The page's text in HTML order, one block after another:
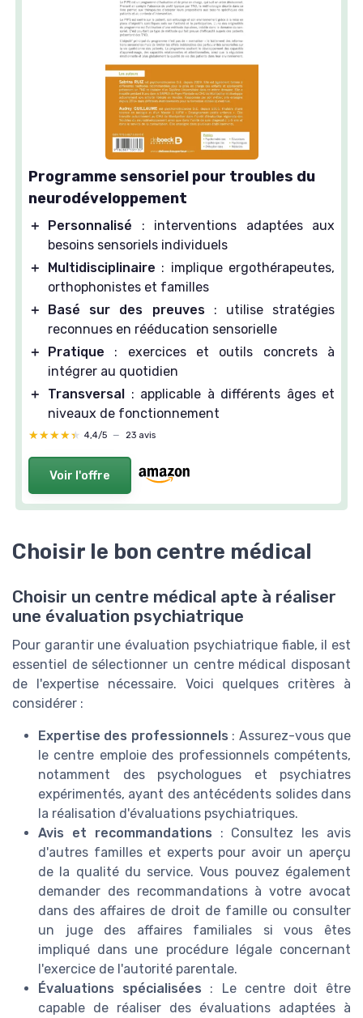
Programme sensoriel pour troubles du
neurodéveloppement
＋ Personnalisé : interventions adaptées aux
besoins sensoriels individuels
＋
Multidisciplinaire : implique ergothérapeutes,
orthophonistes et familles
＋
Basé sur des preuves: utilise stratégies
reconnues en rééducation sensorielle
＋
Pratique : exercices et outils concrets à
intégrer au quotidien
＋
Transversal : applicable à différents âges et
niveaux de fonctionnement
★★★★★
★★★★★ 4,4/5 — 23 avis
Voir l'offre
Choisir le bon centre médical
Choisir un centre médical apte à réaliser
une évaluation psychiatrique
Pour garantir une évaluation psychiatrique fiable, il est
essentiel de sélectionner un centre médical disposant
de l'expertise nécessaire. Voici quelques critères à
considérer :
Expertise des professionnels : Assurez-vous que
le centre emploie des professionnels compétents,
notamment des psychologues et psychiatres
expérimentés, ayant des antécédents solides dans
la réalisation d'évaluations psychiatriques.
Avis et recommandations : Consultez les avis
d'autres familles et experts pour avoir un aperçu
de la qualité du service. Vous pouvez également
demander des recommandations à votre avocat
dans des affaires de droit de famille ou consulter
un juge des affaires familiales si vous êtes
impliqué dans une procédure légale concernant
l'exercice de l'autorité parentale.
Évaluations spécialisées : Le centre doit être
capable de réaliser des évaluations adaptées à